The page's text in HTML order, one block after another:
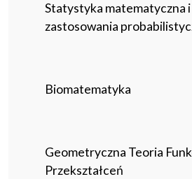
Statystyka matematyczna
zastosowania
Biomatematyka
Geometryczna Teoria
Przekształceń